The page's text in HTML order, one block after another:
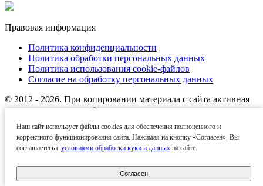
Наш сайт использует файлы cookies для обеспечения полноценного и
корректного функционирования сайта. Нажимая на кнопку «Согласен», Вы
соглашаетесь с условиями обработки куки и данных на сайте.
Согласен
Правовая информация
Политика конфиденциальности
Политика обработки персональных данных
Политика использования cookie-файлов
Согласие на обработку персональных данных
© 2012 - 2026. При копировании материала с сайта активная
ссылка на источник обязательна.
Названия производителей, компаний и товарные знаки
используются на сайте исключительно в информационных
(справочных) целях. Все товарные знаки и фирменные